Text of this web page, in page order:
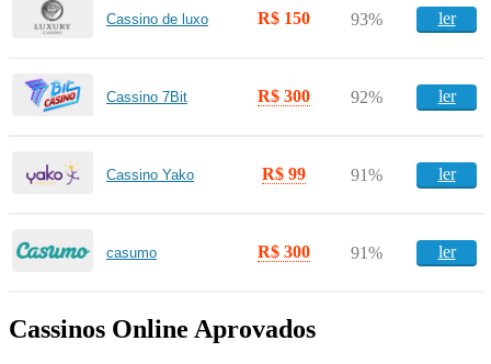
Cassino de luxo R$ 150 93% ler
Cassino 7Bit R$ 300 92% ler
Cassino Yako R$ 99 91% ler
casumo R$ 300 91% ler
Cassinos Online Aprovados